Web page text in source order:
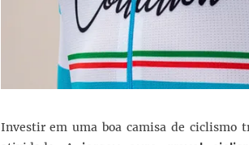
Investir em uma boa camisa de ciclismo